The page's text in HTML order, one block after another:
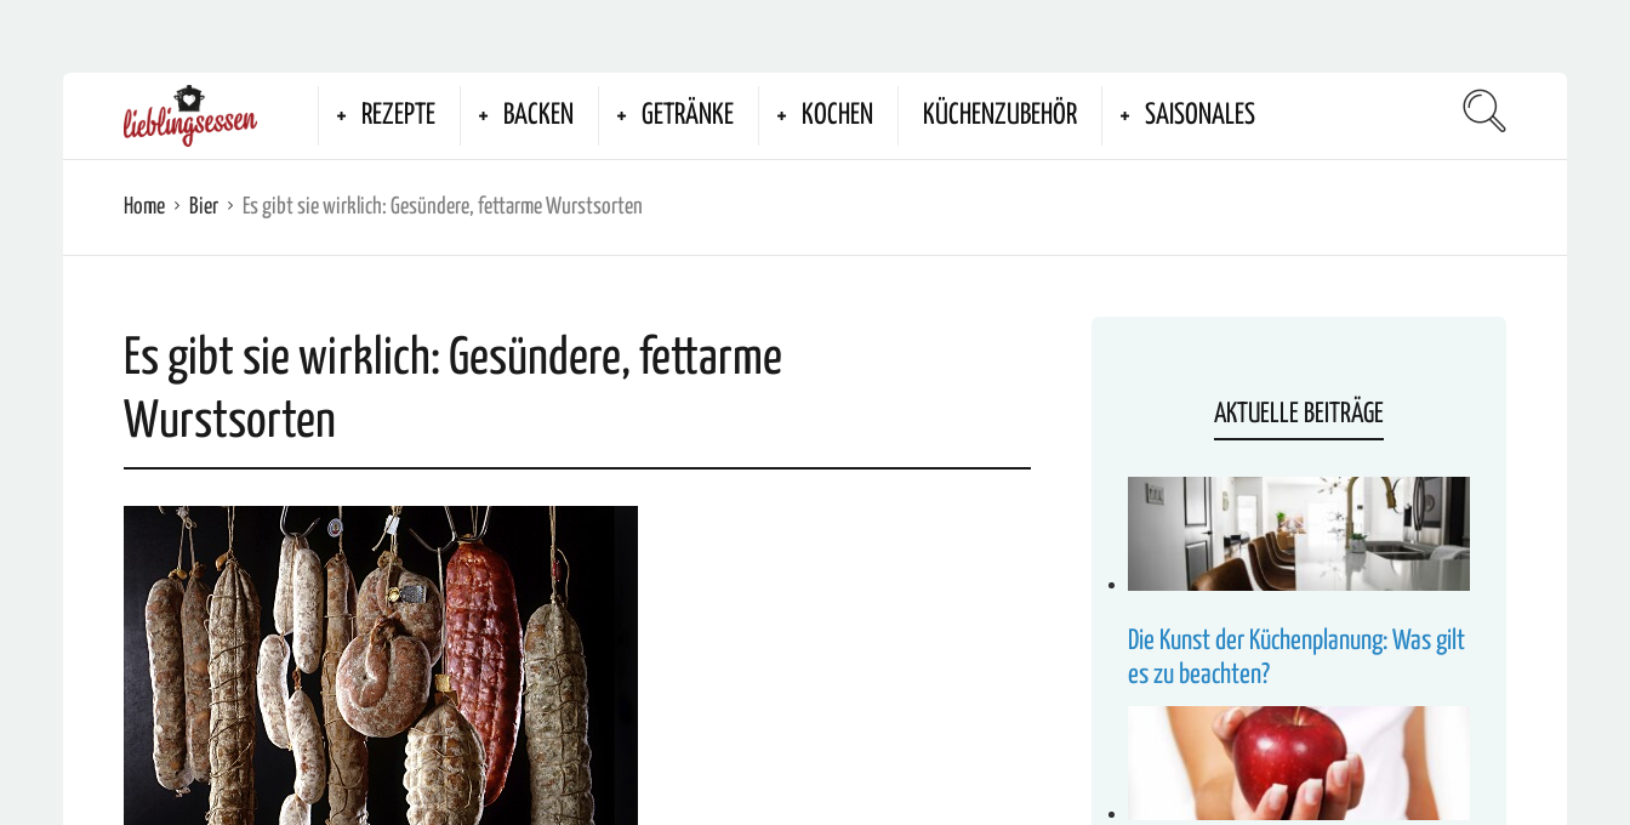
REZEPTE BACKEN GETRÄNKE KOCHEN KÜCHENZUBEHÖR SAISONALES
Home Bier Es gibt sie wirklich: Gesündere, fettarme Wurstsorten
Es gibt sie wirklich: Gesündere, fettarme
Wurstsorten
AKTUELLE BEITRÄGE
Die Kunst der Küchenplanung: Was gilt
es zu beachten?